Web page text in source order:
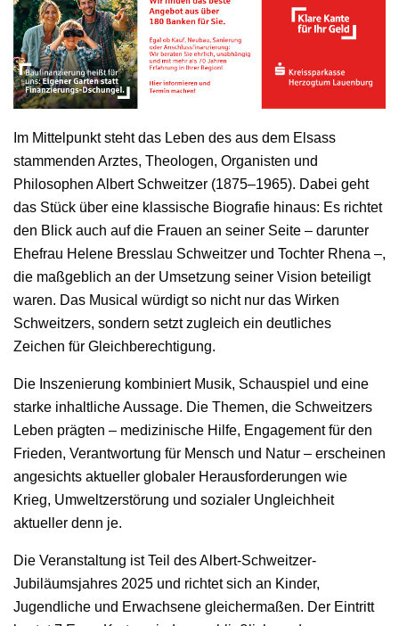
Im Mittelpunkt steht das Leben des aus dem Elsass
stammenden Arztes, Theologen, Organisten und
Philosophen Albert Schweitzer (1875–1965). Dabei geht
das Stück über eine klassische Biografie hinaus: Es richtet
den Blick auch auf die Frauen an seiner Seite – darunter
Ehefrau Helene Bresslau Schweitzer und Tochter Rhena –,
die maßgeblich an der Umsetzung seiner Vision beteiligt
waren. Das Musical würdigt so nicht nur das Wirken
Schweitzers, sondern setzt zugleich ein deutliches
Zeichen für Gleichberechtigung.
Die Inszenierung kombiniert Musik, Schauspiel und eine
starke inhaltliche Aussage. Die Themen, die Schweitzers
Leben prägten – medizinische Hilfe, Engagement für den
Frieden, Verantwortung für Mensch und Natur – erscheinen
angesichts aktueller globaler Herausforderungen wie
Krieg, Umweltzerstörung und sozialer Ungleichheit
aktueller denn je.
Die Veranstaltung ist Teil des Albert-Schweitzer-
Jubiläumsjahres 2025 und richtet sich an Kinder,
Jugendliche und Erwachsene gleichermaßen. Der Eintritt